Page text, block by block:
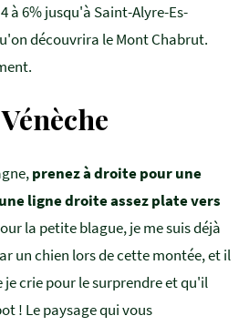
à 6% jusqu'à Saint-Alyre-Es-
découvrira le Mont Chabrut.
prenez à droite pour une
ligne droite assez plate vers
la petite blague, je me suis déjà
un chien lors de cette montée, et il
crie pour le surprendre et qu'il
! Le paysage qui vous